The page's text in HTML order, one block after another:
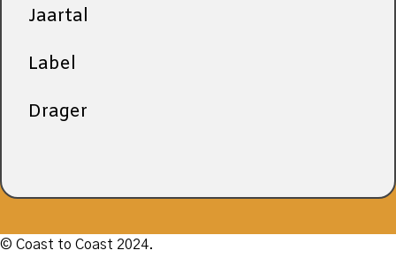
Jaartal
Label
Drager
© Coast to Coast 2024.